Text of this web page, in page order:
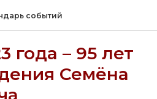
событий
года – 95 лет
Семёна